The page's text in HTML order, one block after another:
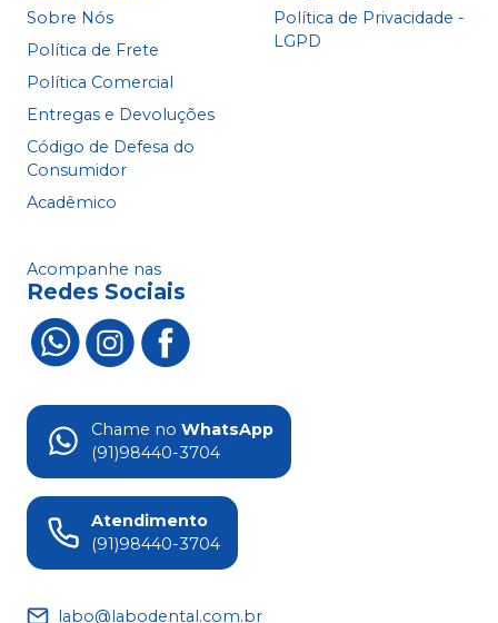
Sobre Nós
Política de Frete
Política Comercial
Entregas e Devoluções
Código de Defesa do
Consumidor
Acadêmico
Política de Privacidade -
LGPD
Acompanhe nas
Redes Sociais
Chame no WhatsApp
(91)98440-3704
Atendimento
(91)98440-3704
labo@labodental.com.br